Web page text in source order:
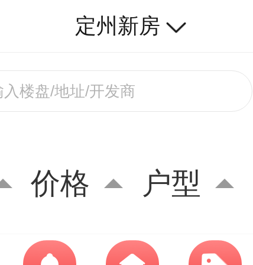
定州新房
价格 户型